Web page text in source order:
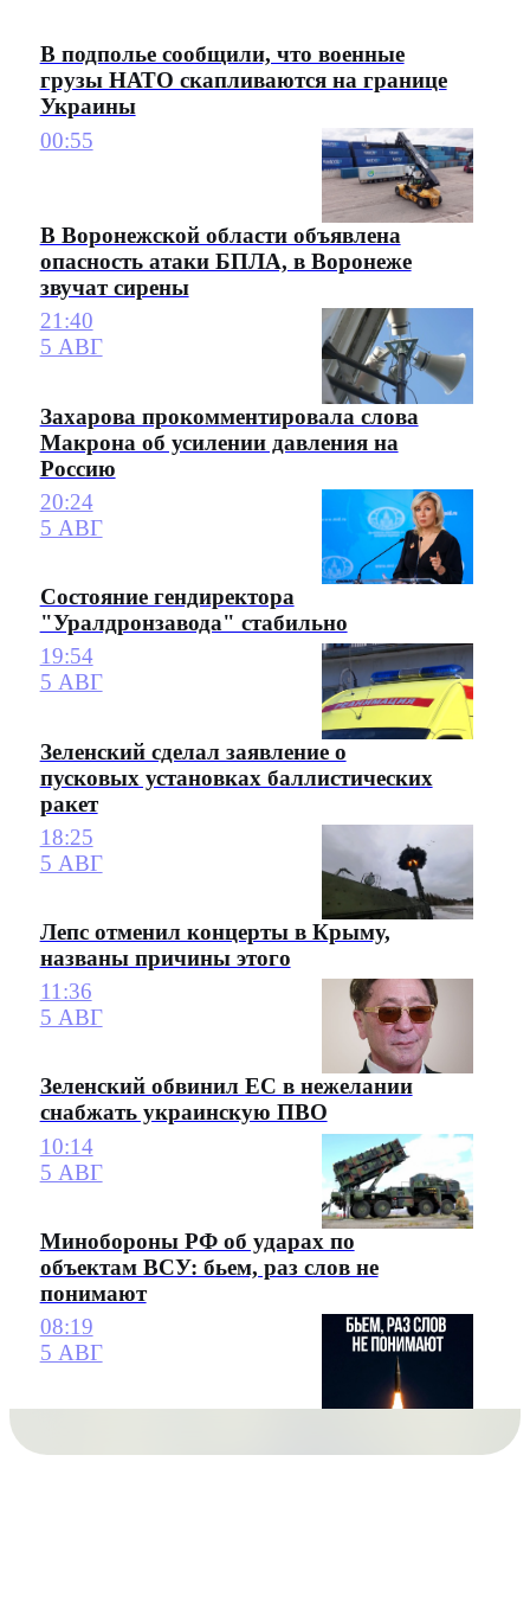
В подполье сообщили, что военные
грузы НАТО скапливаются на границе
Украины
00:55
В Воронежской области объявлена
опасность атаки БПЛА, в Воронеже
звучат сирены
21:40
5 АВГ
Захарова прокомментировала слова
Макрона об усилении давления на
Россию
20:24
5 АВГ
Состояние гендиректора
"Уралдронзавода" стабильно
19:54
5 АВГ
Зеленский сделал заявление о
пусковых установках баллистических
ракет
18:25
5 АВГ
Лепс отменил концерты в Крыму,
названы причины этого
11:36
5 АВГ
Зеленский обвинил ЕС в нежелании
снабжать украинскую ПВО
10:14
5 АВГ
Минобороны РФ об ударах по
объектам ВСУ: бьем, раз слов не
понимают
08:19
5 АВГ